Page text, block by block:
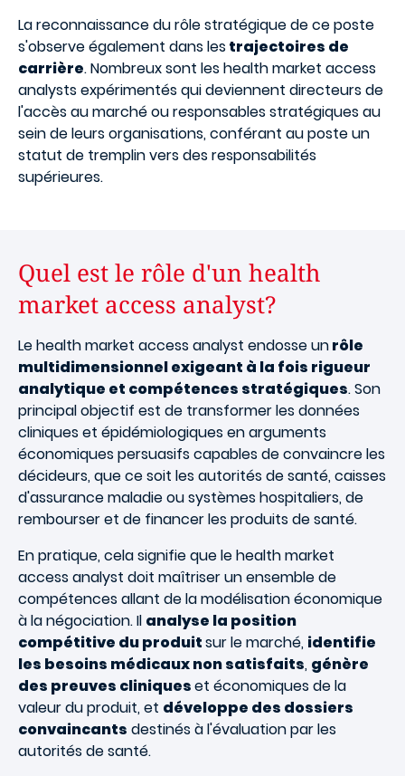
La reconnaissance du rôle stratégique de ce poste
s'observe également dans lestrajectoires de
carrière. Nombreux sont les health market access
analysts expérimentés qui deviennent directeurs de
l'accès au marché ou responsables stratégiques au
sein de leurs organisations, conférant au poste un
statut de tremplin vers des responsabilités
supérieures.
Quel est le rôle d'un health
market access analyst?
Le health market access analyst endosse unrôle
multidimensionnel exigeant à la fois rigueur
analytique et compétences stratégiques. Son
principal objectif est de transformer les données
cliniques et épidémiologiques en arguments
économiques persuasifs capables de convaincre les
décideurs, que ce soit les autorités de santé, caisses
d'assurance maladie ou systèmes hospitaliers, de
rembourser et de financer les produits de santé.
En pratique, cela signifie que le health market
access analyst doit maîtriser un ensemble de
compétences allant de la modélisation économique
à la négociation. Il analyse la position
compétitive du produitsur le marché, identifie
les besoins médicaux non satisfaits, génère
des preuves cliniqueset économiques de la
valeur du produit, et développe des dossiers
convaincants destinés à l'évaluation par les
autorités de santé.